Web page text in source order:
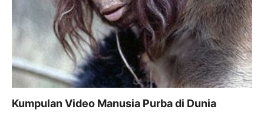
Kumpulan Video Manusia Purba di Dunia